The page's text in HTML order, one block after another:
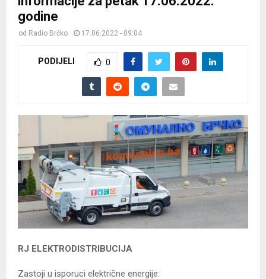
godine
od Radio Brčko 17.06.2022 - 09:04
PODIJELI 0
RJ ELEKTRODISTRIBUCIJA
Zastoji u isporuci električne energije: